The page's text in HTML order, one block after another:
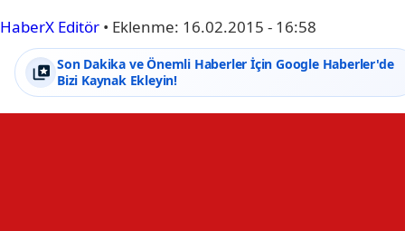
HaberX Editör • Eklenme: 16.02.2015 - 16:58
Son Dakika ve Önemli Haberler İçin Google Haberler'de
Bizi Kaynak Ekleyin!